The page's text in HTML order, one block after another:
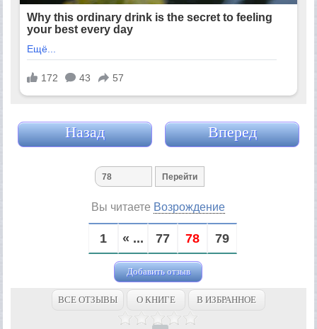
Назад Вперед
Вы читаете Возрождение
1 « ... 77 78 79
Добавить отзыв
ВСЕ ОТЗЫВЫ О КНИГЕ В ИЗБРАННОЕ